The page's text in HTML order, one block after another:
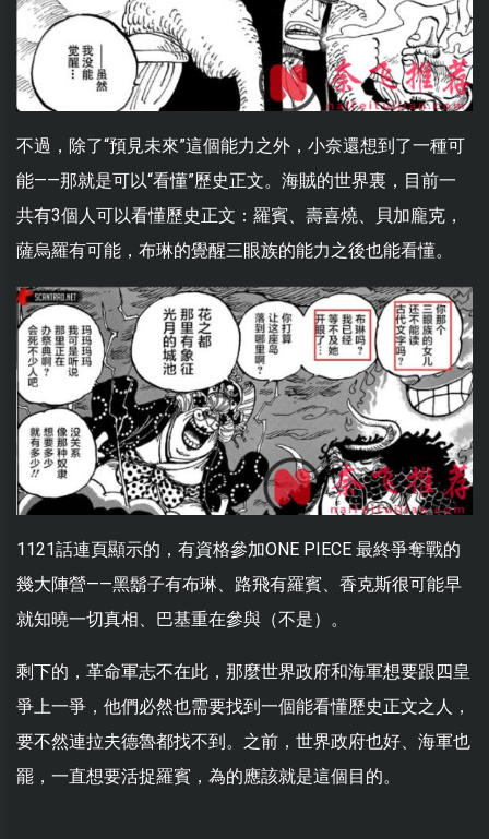
不過，除了“預見未來”這個能力之外，小奈還想到了一種可
能——那就是可以“看懂”歷史正文。海賊的世界裏，目前一
共有3個人可以看懂歷史正文：羅賓、壽喜燒、貝加龐克，
薩烏羅有可能，布琳的覺醒三眼族的能力之後也能看懂。
1121話連頁顯示的，有資格參加ONE PIECE 最終爭奪戰的
幾大陣營——黑鬍子有布琳、路飛有羅賓、香克斯很可能早
就知曉一切真相、巴基重在參與（不是）。
剩下的，革命軍志不在此，那麼世界政府和海軍想要跟四皇
爭上一爭，他們必然也需要找到一個能看懂歷史正文之人，
要不然連拉夫德魯都找不到。之前，世界政府也好、海軍也
罷，一直想要活捉羅賓，為的應該就是這個目的。